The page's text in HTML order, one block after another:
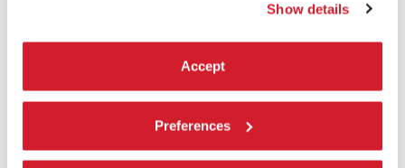
Show details
Accept
Preferences